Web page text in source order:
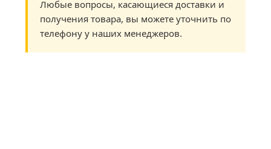
Любые вопросы, касающиеся доставки и
получения товара, вы можете уточнить по
телефону у наших менеджеров.